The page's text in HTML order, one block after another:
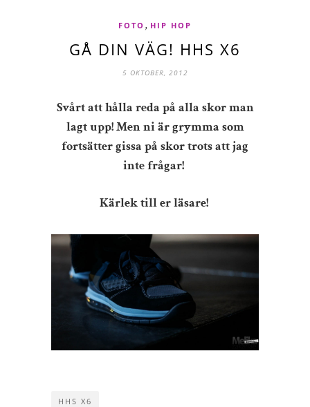
FOTO , HIP HOP
GÅ DIN VÄG! HHS X6
5 OKTOBER, 2012
Svårt att hålla reda på alla skor man
lagt upp! Men ni är grymma som
fortsätter gissa på skor trots att jag
inte frågar!
Kärlek till er läsare!
HHS X6